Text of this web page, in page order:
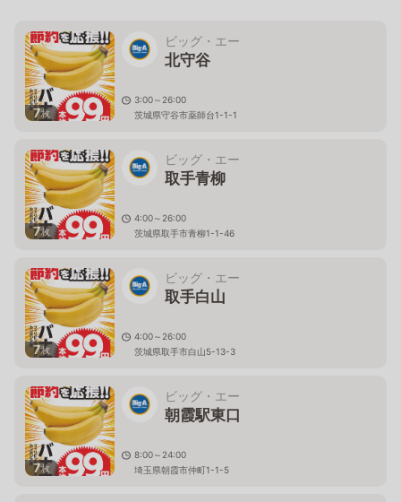
7枚
ビッグ・エー
北守谷
3:00～26:00
茨城県守谷市薬師台1-1-1
7枚
ビッグ・エー
取手青柳
4:00～26:00
茨城県取手市青柳1-1-46
7枚
ビッグ・エー
取手白山
4:00～26:00
茨城県取手市白山5-13-3
7枚
ビッグ・エー
朝霞駅東口
8:00～24:00
埼玉県朝霞市仲町1-1-5